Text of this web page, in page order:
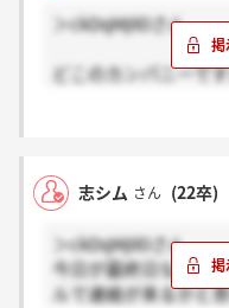
＞ckDqMj9Dさん
どこのカンパニーで
志シム さん (22卒)
＞ckDqMj9Dさん
今日が最終日なので
ルで連絡が来るかと